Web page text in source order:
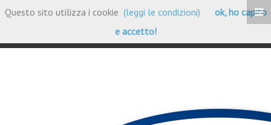
Portfolio Clienti
Questo sito utilizza i cookie (leggi le condizioni)
ok, ho capito
e accetto!